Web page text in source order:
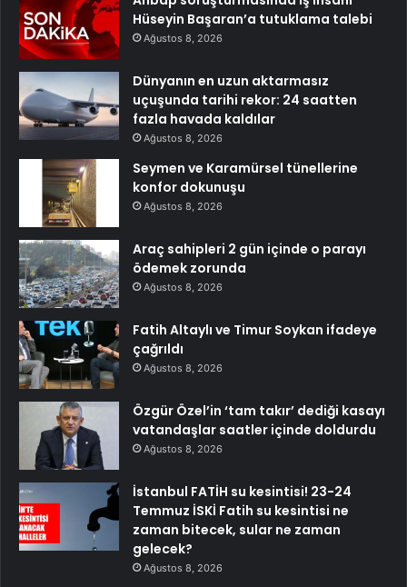
Hüseyin Başaran’a tutuklama talebi
Ağustos 8, 2026
Dünyanın en uzun aktarmasız
uçuşunda tarihi rekor: 24 saatten
fazla havada kaldılar
Ağustos 8, 2026
Seymen ve Karamürsel tünellerine
konfor dokunuşu
Ağustos 8, 2026
Araç sahipleri 2 gün içinde o parayı
ödemek zorunda
Ağustos 8, 2026
Fatih Altaylı ve Timur Soykan ifadeye
çağrıldı
Ağustos 8, 2026
Özgür Özel’in ‘tam takır’ dediği kasayı
vatandaşlar saatler içinde doldurdu
Ağustos 8, 2026
İstanbul FATİH su kesintisi! 23-24
Temmuz İSKİ Fatih su kesintisi ne
zaman bitecek, sular ne zaman
gelecek?
Ağustos 8, 2026